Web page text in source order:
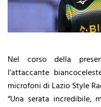
Nel corso della
l’attaccante
microfoni di Lazio Style
“Una serata incredibile,